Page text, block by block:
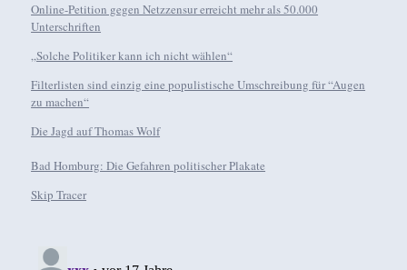
Online-Petition gegen Netzzensur erreicht mehr als 50.000
Unterschriften
„Solche Politiker kann ich nicht wählen“
Filterlisten sind einzig eine populistische Umschreibung für “Augen
zu machen“
Die Jagd auf Thomas Wolf
Bad Homburg: Die Gefahren politischer Plakate
Skip Tracer